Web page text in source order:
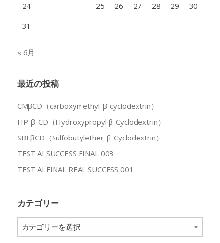
24
25 26 27 28 29
30
31
« 6月
最近の投稿
CMβCD（carboxymethyl-β-cyclodextrin）
HP-β-CD（Hydroxypropyl β-Cyclodextrin）
SBEβCD（Sulfobutylether-β-Cyclodextrin）
TEST AI SUCCESS FINAL 003
TEST AI FINAL REAL SUCCESS 001
カテゴリー
テ